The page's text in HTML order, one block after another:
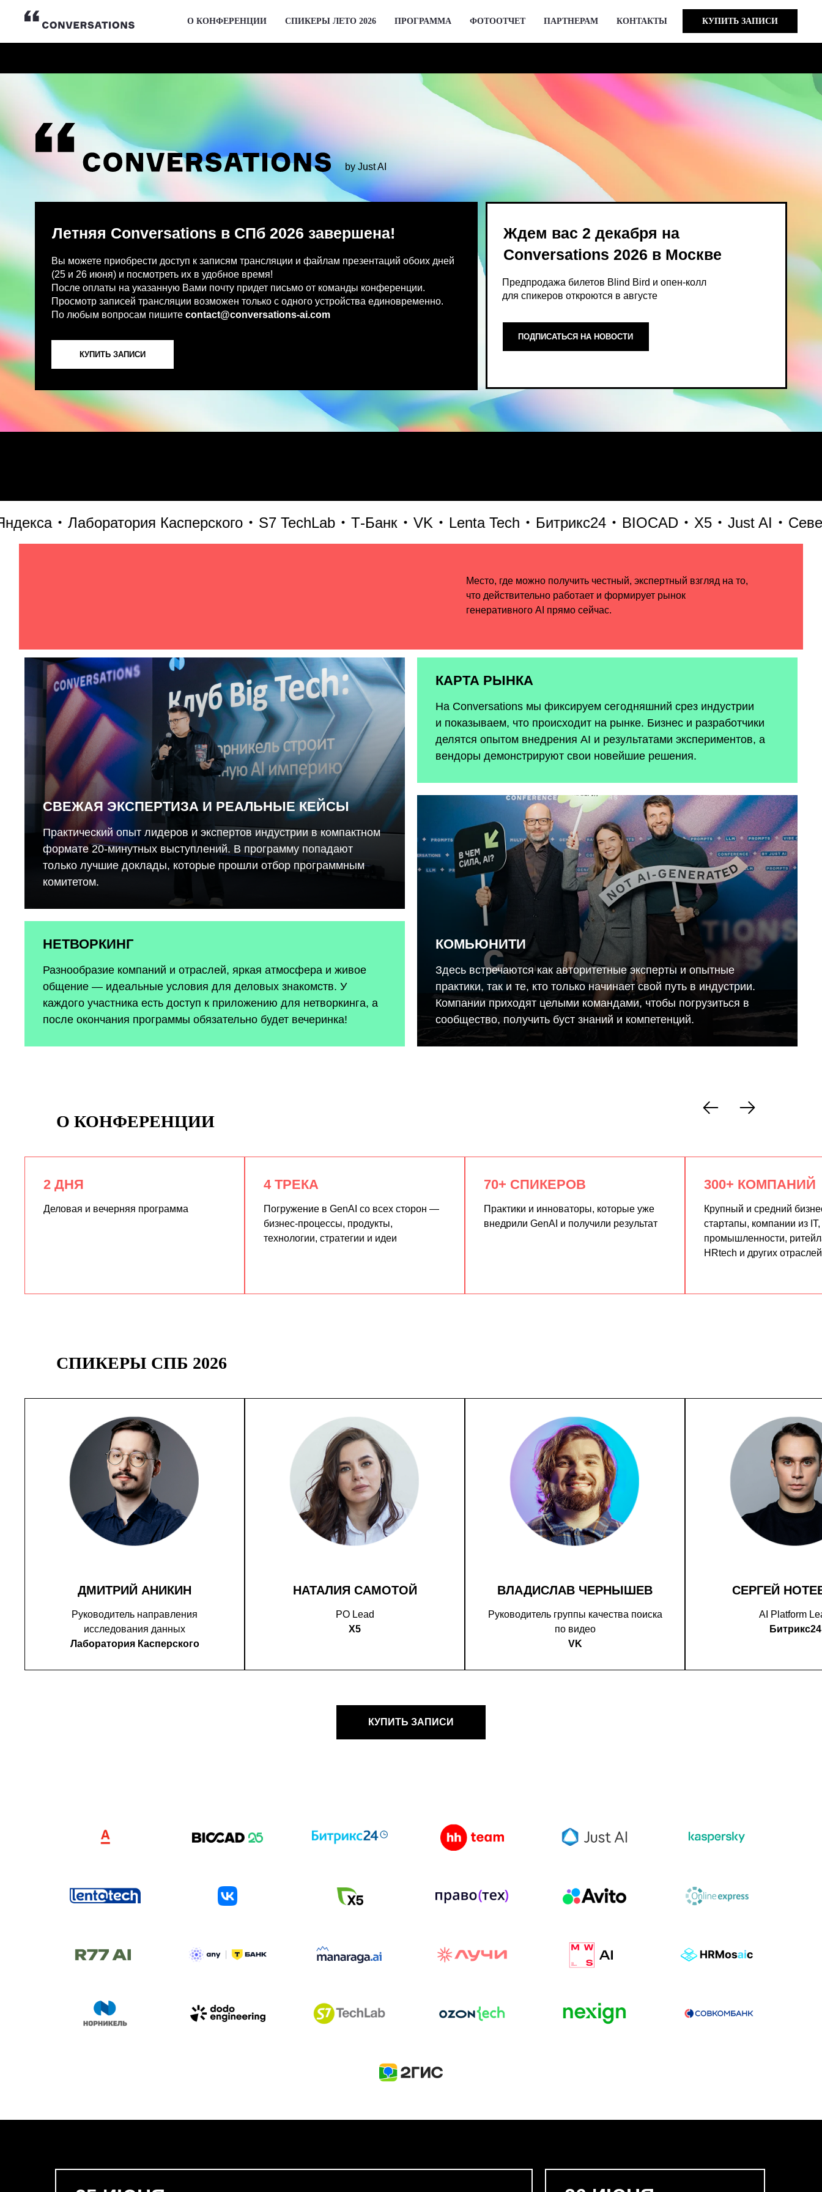
О КОНФЕРЕНЦИИ СПИКЕРЫ ЛЕТО 2026 ПРОГРАММА ФОТООТЧЕТ ПАРТНЕРАМ КОНТАКТЫ КУПИТЬ ЗАПИСИ
by Just AI
Вы можете приобрести доступ к записям трансляции и файлам презентаций обоих дней
После оплаты на указанную Вами почту придет письмо от команды конференции.
Просмотр записей трансляции возможен только с одного устройства единовременно.
По любым вопросам пишите
contact@conversations-ai.co
Предпродажа билетов Blind Bird и опен-колл
для спикеров откроются в августе
Ждем вас 2 декабря на
Conversations 2026 в Москве
КУПИТЬ ЗАПИСИ
ПОДПИСАТЬСЯ НА НОВОСТИ
Лаборатория Касперского S7 TechLab Т-Банк VK Lenta Tech Битрикс24 BIOCAD X5 Just AI
Место, где можно получить честный, экспертный взгляд на то,
что действительно работает и формирует рынок
генеративного AI прямо сейчас.
СВЕЖАЯ ЭКСПЕРТИЗА И РЕАЛЬНЫЕ КЕЙСЫ
Практический опыт лидеров и экспертов индустрии в компактном
формате 20-минутных выступлений. В программу попадают
только лучшие доклады, которые прошли отбор программным
комитетом.
НЕТВОРКИНГ
Разнообразие компаний и отраслей, яркая атмосфера и живое
общение — идеальные условия для деловых знакомств. У
каждого участника есть доступ к приложению для нетворкинга, а
после окончания программы обязательно будет вечеринка!
КАРТА РЫНКА
На Conversations мы фиксируем сегодняшний срез индустрии
и показываем, что происходит на рынке. Бизнес и разработчики
делятся опытом внедрения AI и результатами экспериментов, а
вендоры демонстрируют свои новейшие решения.
КОМЬЮНИТИ
Здесь встречаются как авторитетные эксперты и опытные
практики, так и те, кто только начинает свой путь в индустрии.
Компании приходят целыми командами, чтобы погрузиться в
сообщество, получить буст знаний и компетенций.
О КОНФЕРЕНЦИИ
2 ДНЯ
Деловая и вечерняя программа
4 ТРЕКА
Погружение в GenAI со всех сторон —
бизнес-процессы, продукты,
технологии, стратегии и идеи
70+ СПИКЕРОВ
Практики и инноваторы, которые уже
внедрили GenAI и получили результат
300+ КОМПАНИЙ
Крупный и средний
стартапы, компании из
промышленности,
HRtech и других отраслей
СПИКЕРЫ СПБ 2026
ДМИТРИЙ АНИКИН
Руководитель направления
исследования данных
Лаборатория Касперского
НАТАЛИЯ САМОТОЙ
PO Lead
X5
ВЛАДИСЛАВ ЧЕРНЫШЕВ
Руководитель группы качества поиска
по видео
VK
СЕРГЕЙ
AI Platform
Битрикс24
КУПИТЬ ЗАПИСИ